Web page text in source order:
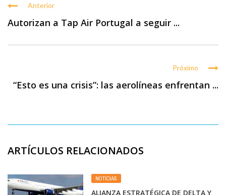
Anterior
Autorizan a Tap Air Portugal a seguir ...
Próximo
“Esto es una crisis”: las aerolíneas enfrentan ...
ARTÍCULOS RELACIONADOS
NOTICIAS
ALIANZA ESTRATÉGICA DE DELTA Y